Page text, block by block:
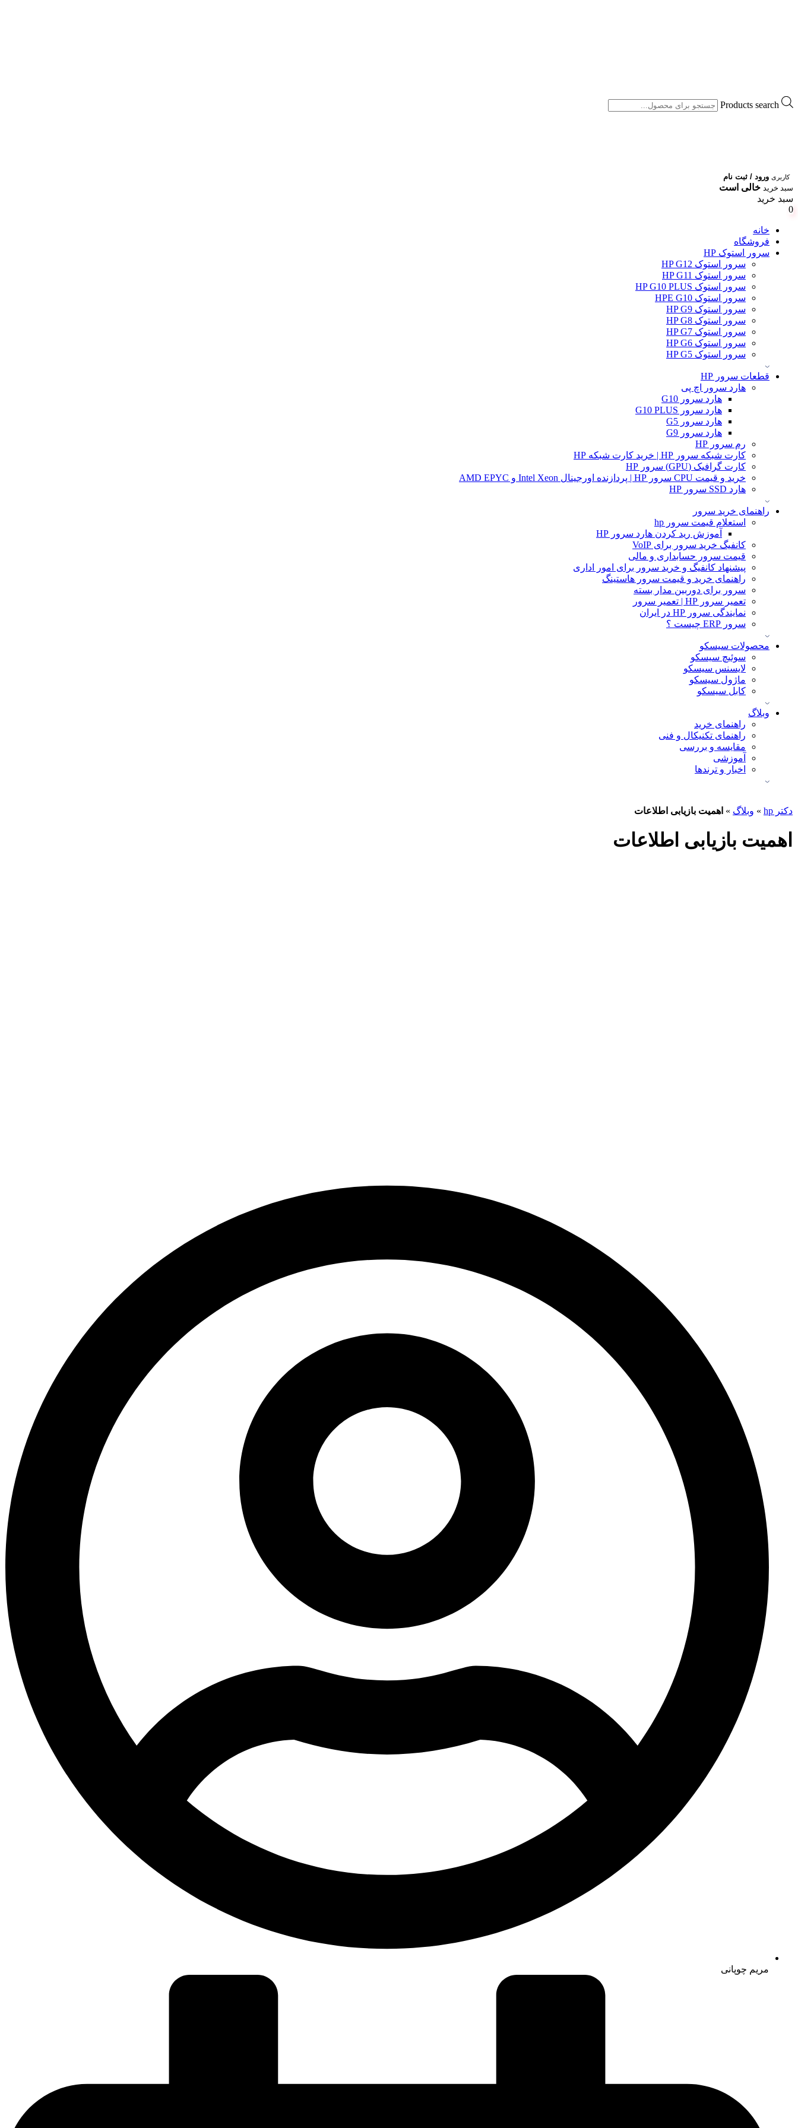
Products search
کاربری ورود / ثبت نام
سبد خرید خالی است
سبد خرید
0
خانه
فروشگاه
سرور استوک HP
سرور استوک HP G12
سرور استوک HP G11
سرور استوک HP G10 PLUS
سرور استوک HPE G10
سرور استوک HP G9
سرور استوک HP G8
سرور استوک HP G7
سرور استوک HP G6
سرور استوک HP G5
قطعات سرور HP
هارد سرور اچ پی
هارد سرور G10
هارد سرور G10 PLUS
هارد سرور G5
هارد سرور G9
رم سرور HP
کارت شبکه سرور HP | خرید کارت شبکه HP
کارت گرافیک (GPU) سرور HP
خرید و قیمت CPU سرور HP | پردازنده اورجینال Intel Xeon و AMD EPYC
هارد SSD سرور HP
راهنمای خرید سرور
استعلام قیمت سرور hp
آموزش ريد كردن هارد سرور HP
کانفیگ خرید سرور برای VoIP
قیمت سرور حسابداری و مالی
پیشنهاد کانفیگ و خرید سرور برای امور اداری
راهنمای خرید و قیمت سرور هاستینگ
سرور برای دوربین مدار بسته
تعمیر سرور HP | تعمیر سرور
نمایندگی سرور HP در ایران
سرور ERP چیست ؟
محصولات سیسکو
سوئیچ سیسکو
لایسنس سیسکو
ماژول سیسکو
کابل سیسکو
وبلاگ
راهنمای خرید
راهنمای تکنیکال و فنی
مقایسه و بررسی
آموزشی
اخبار و ترندها
دکتر hp » وبلاگ » اهمیت بازیابی اطلاعات
اهمیت بازیابی اطلاعات
مریم چوپانی